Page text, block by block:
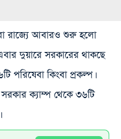
রাজ্যে আবারও শুরু হলো
দুয়ারে সরকারের থাকছে
পরিষেবা কিংবা প্রকল্প।
ক্যাম্প থেকে ৩৬টি